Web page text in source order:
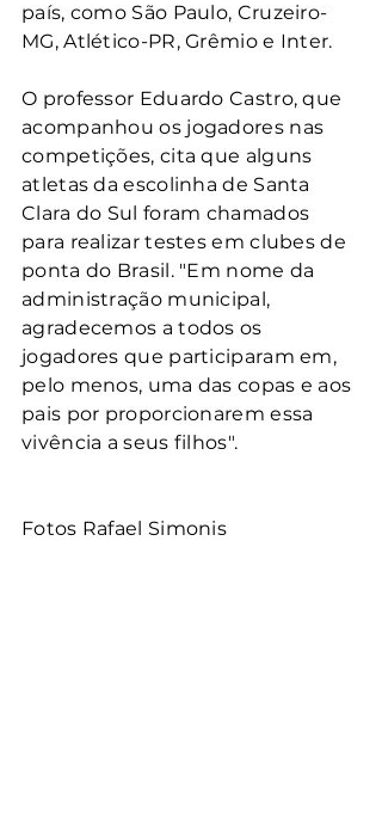
país, como São Paulo, Cruzeiro-
MG, Atlético-PR, Grêmio e Inter.
O professor Eduardo Castro, que
acompanhou os jogadores nas
competições, cita que alguns
atletas da escolinha de Santa
Clara do Sul foram chamados
para realizar testes em clubes de
ponta do Brasil. "Em nome da
administração municipal,
agradecemos a todos os
jogadores que participaram em,
pelo menos, uma das copas e aos
pais por proporcionarem essa
vivência a seus filhos".
Fotos Rafael Simonis